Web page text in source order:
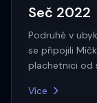
Seč 2022
Podruhé v
se připojili
plachetnici od
Více